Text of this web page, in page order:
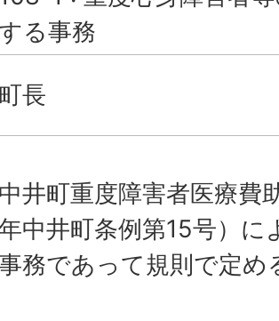
る事務
町長
中井町重度障害者医療費
中井町条例第15号）に
務であって規則で定め